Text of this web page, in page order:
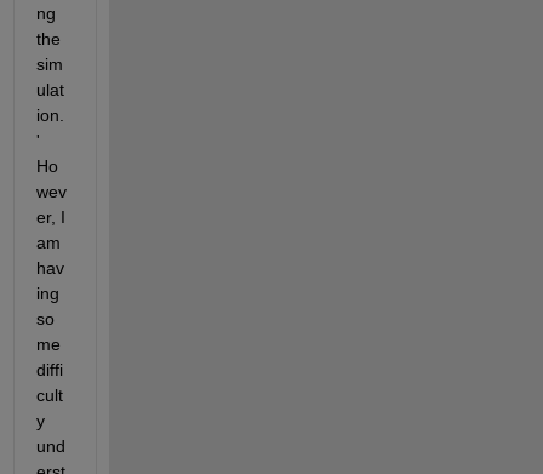
ng
the
sim
ulat
ion.
'
Ho
wev
er, I
am
hav
ing
so
me
diffi
cult
y
und